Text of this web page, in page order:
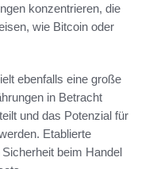
konzentrieren, die
wie Bitcoin oder
ebenfalls eine große
in Betracht
und das Potenzial für
Etablierte
beim Handel